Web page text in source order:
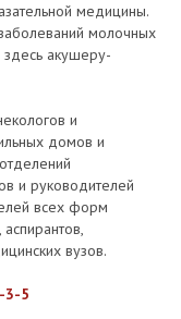
медицины.
молочных
акушеру-
и
домов и
и руководителей
всех форм
вузов.
3-5